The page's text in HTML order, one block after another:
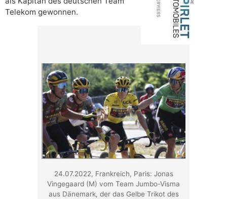
Telekom gewonnen.
24.07.2022, Frankreich, Paris: Jonas
Vingegaard (M) vom Team Jumbo-Visma
aus Dänemark, der das Gelbe Trikot des